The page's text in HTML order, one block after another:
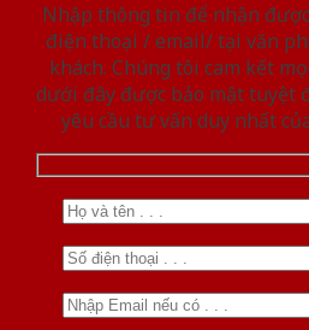
Nhập thông tin để nhận
điện thoại / email/ tại văn
khách. Chúng tôi cam kết
dưới đây được bảo mật tuyệt
yêu cầu tư vấn duy nhất